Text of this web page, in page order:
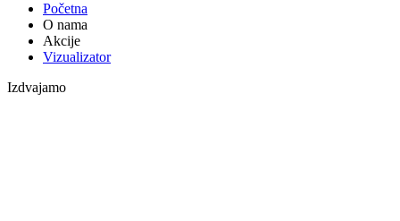
Početna
O nama
Akcije
Vizualizator
Izdvajamo